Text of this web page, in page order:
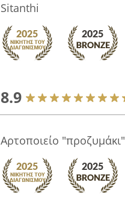
Sitanthi
8.9
Αρτοποιείο "προζυμάκι"